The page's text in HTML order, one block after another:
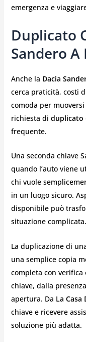
emergenza e
Duplicato
Sandero
Anche la Dacia
cerca praticità, costi
comoda per
richiesta di duplicato
frequente.
Una seconda chiave
quando l’auto viene
chi vuole
in un luogo sicuro.
disponibile può
situazione complicata.
La duplicazione di
una semplice copia
completa con
chiave, dalla
apertura. Da La Casa
chiave e ricevere
soluzione più adatta.